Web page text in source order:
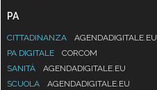
PA
CITTADINANZA
AGENDADIGITALE.EU
PA DIGITALE
CORCOM
SANITÀ
AGENDADIGITALE.EU
SCUOLA
AGENDADIGITALE.EU